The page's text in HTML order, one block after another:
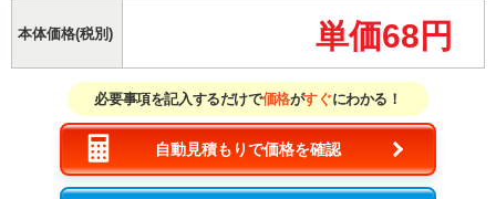
本体価格(税別) 単価68円
必要事項を記入するだけで価格がすぐにわかる！
自動見積もりで価格を確認